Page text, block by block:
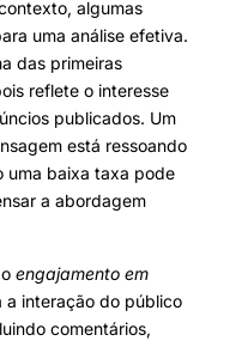
algumas
uma análise efetiva.
das primeiras
reflete o interesse
publicados. Um
está ressoando
uma baixa taxa pode
a abordagem
engajamento em
a interação do público
comentários,